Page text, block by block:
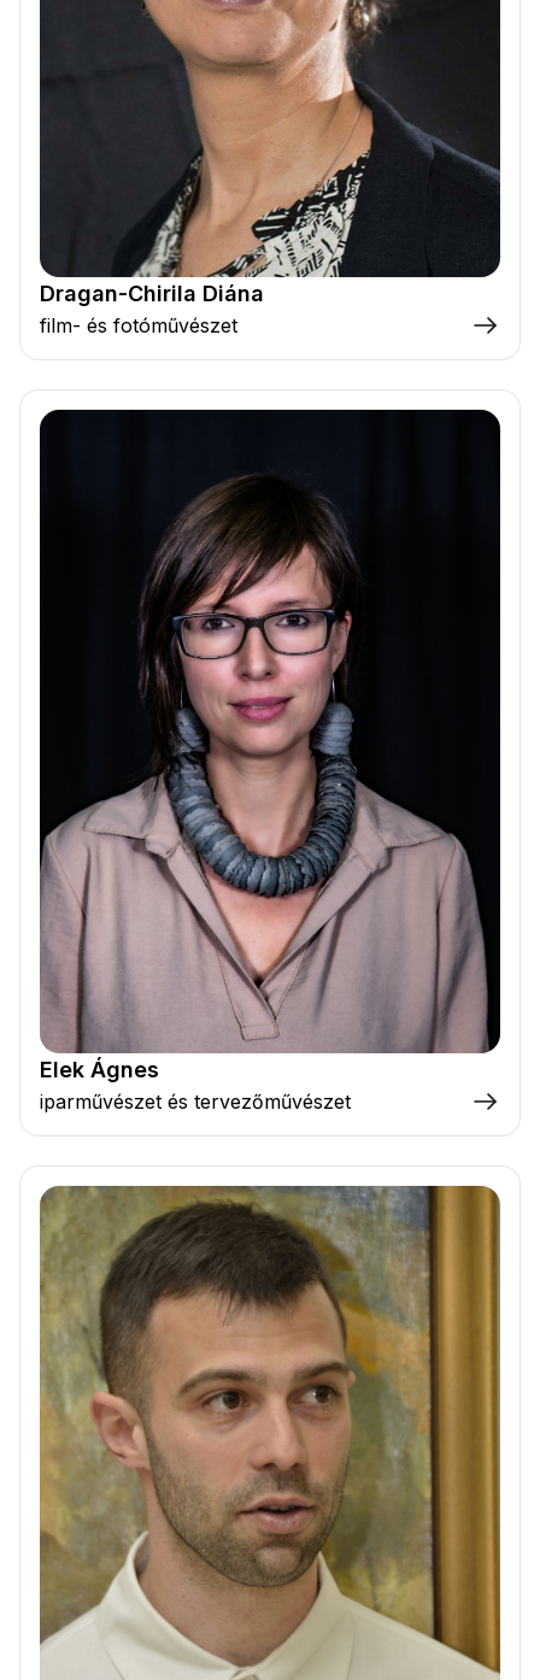
Dragan-Chirila Diána
film- és fotóművészet
Elek Ágnes
iparművészet és tervezőművészet